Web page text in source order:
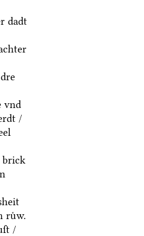
dadt
vnd
/
brick
ruͤw.
/